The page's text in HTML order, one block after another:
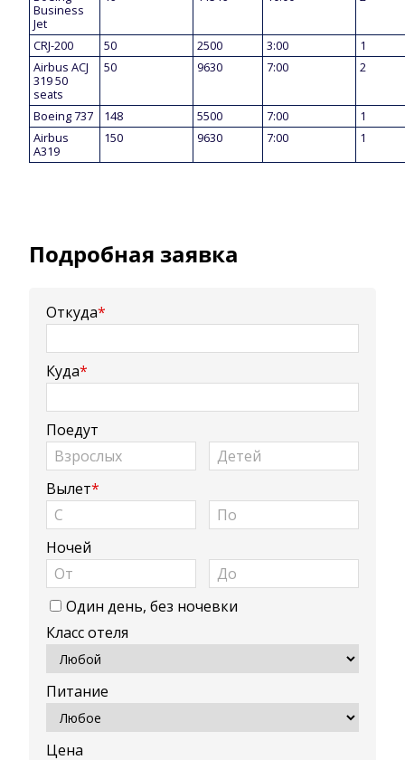
Business
Jet
CRJ-200 50 2500 3:00
1
Airbus ACJ
319 50
seats
50 9630 7:00 2
Boeing 737 148 5500 7:00
1
Airbus
A319
150 9630 7:00 1
Подробная заявка
Откуда*
Куда*
Поедут
Вылет*
Ночей
Один день, без ночевки
Класс отеля
Питание
Цена